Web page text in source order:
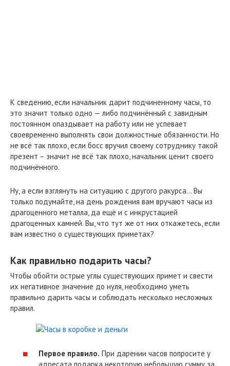
К сведению, если начальник дарит подчиненному часы, то
это значит только одно — либо подчинённый с завидным
постоянном опаздывает на работу или не успевает
своевременно выполнять свои должностные обязанности. Но
не всё так плохо, если босс вручил своему сотруднику такой
презент – значит не всё так плохо, начальник ценит своего
подчинённого.
Ну, а если взглянуть на ситуацию с другого ракурса… Вы
только подумайте, на день рождения вам вручают часы из
драгоценного металла, да ещё и с инкрустацией
драгоценных камней. Вы, что тут же от них откажетесь, если
вам известно о существующих приметах?
Как правильно подарить часы?
Чтобы обойти острые углы существующих примет и свести
их негативное значение до нуля, необходимо уметь
правильно дарить часы и соблюдать несколько несложных
правил.
Первое правило. При дарении часов попросите у